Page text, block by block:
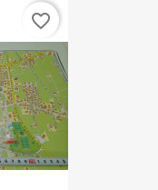
favorite_border